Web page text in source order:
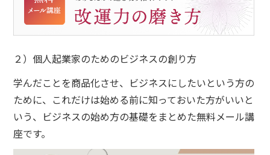
２）個人起業家のためのビジネスの創り方
学んだことを商品化させ、ビジネスにしたいという方の
ために、これだけは始める前に知っておいた方がいいと
いう、ビジネスの始め方の基礎をまとめた無料メール講
座です。